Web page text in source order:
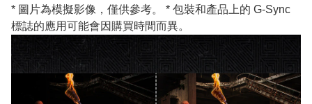
* 圖片為模擬影像，僅供參考。 * 包裝和產品上的 G-Sync
標誌的應用可能會因購買時間而異。